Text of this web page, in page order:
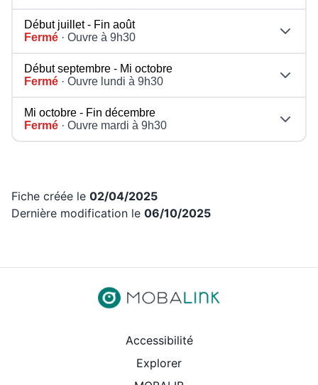
Début juillet - Fin août
Fermé · Ouvre à 9h30
Début septembre - Mi octobre
Fermé · Ouvre lundi à 9h30
Mi octobre - Fin décembre
Fermé · Ouvre mardi à 9h30
Fiche créée le 02/04/2025
Dernière modification le 06/10/2025
Accessibilité
Explorer